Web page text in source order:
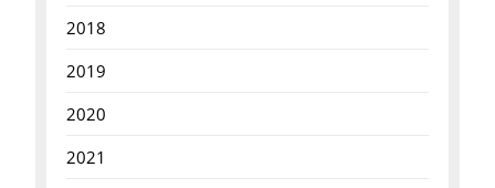
2018
2019
2020
2021